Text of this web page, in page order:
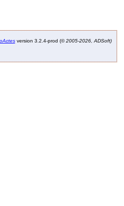
version 3.2.4-prod (©2005-2026, ADSoft)